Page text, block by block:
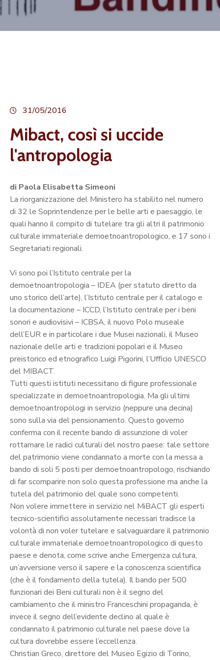
31/05/2016
Mibact, così si uccide
l'antropologia
di Paola Elisabetta Simeoni
La riorganizzazione del Ministero ha stabilito nel numero
di 32 le Soprintendenze per le belle arti e paesaggio, le
quali hanno il compito di tutelare tra gli altri il patrimonio
culturale immateriale demoetnoantropologico, e 17 sono i
Segretariati regionali.
Vi sono poi l’Istituto centrale per la
demoetnoantropologia – IDEA (per statuto diretto da
uno storico dell’arte), l’Istituto centrale per il catalogo e
la documentazione – ICCD, l’Istituto centrale per i beni
sonori e audiovisivi – ICBSA, il nuovo Polo museale
dell’EUR e in particolare i due Musei nazionali, il Museo
nazionale delle arti e tradizioni popolari e il Museo
preistorico ed etnografico Luigi Pigorini, l’Ufficio UNESCO
del MIBACT.
Tutti questi istituti necessitano di figure professionale
specializzate in demoetnoantropologia. Ma gli ultimi
demoetnoantropologi in servizio (neppure una decina)
sono sulla via del pensionamento. Questo governo
conferma con il recente bando di assunzione di voler
rottamare le radici culturali del nostro paese: tale settore
del patrimonio viene condannato a morte con la messa a
bando di soli 5 posti per demoetnoantropologo, rischiando
di far scomparire non solo questa professione ma anche la
tutela del patrimonio del quale sono competenti.
Non volere immettere in servizio nel MiBACT gli esperti
tecnico-scientifici assolutamente necessari tradisce la
volontà di non voler tutelare e salvaguardare il patrimonio
culturale immateriale demoetnoantropologico di questo
paese e denota, come scrive anche Emergenza cultura,
un’avversione verso il sapere e la conoscenza scientifica
(che è il fondamento della tutela). Il bando per 500
funzionari dei Beni culturali non è il segno del
cambiamento che il ministro Franceschini propaganda, è
invece il segno dell’evidente declino al quale è
condannato il patrimonio culturale nel paese dove la
cultura dovrebbe essere l’eccellenza.
Christian Greco, direttore del Museo Egizio di Torino,